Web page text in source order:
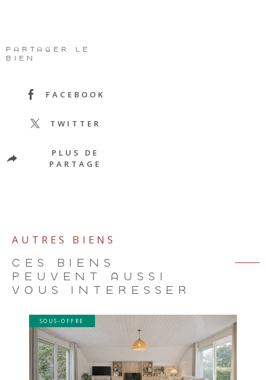
PARTAGER LE
BIEN
FACEBOOK
TWITTER
PLUS DE
PARTAGE
AUTRES BIENS
CES BIENS
PEUVENT AUSSI
VOUS INTÉRESSER
SOUS-OFFRE
VOIR LE BIEN